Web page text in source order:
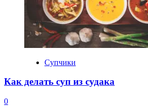
Супчики
Как делать суп из судака
0